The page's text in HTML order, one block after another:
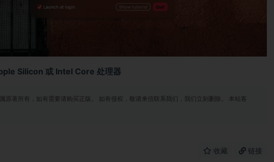
Silicon 或 Intel Core 处理器
原著所有，如有需要请购买正版。 如有侵权，敬请来信联系我们，我们立刻删除。 本站客
收藏 链接